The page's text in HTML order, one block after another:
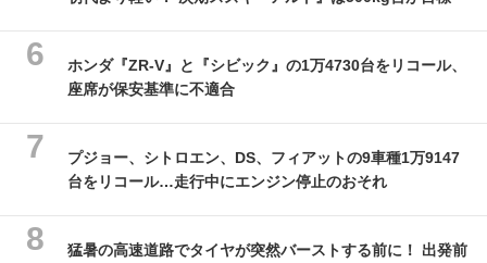
ホンダ『ZR-V』と『シビック』の1万4730台をリコール、
座席が保安基準に不適合
プジョー、シトロエン、DS、フィアットの9車種1万9147
台をリコール…走行中にエンジン停止のおそれ
猛暑の高速道路でタイヤが突然バーストする前に！ 出発前